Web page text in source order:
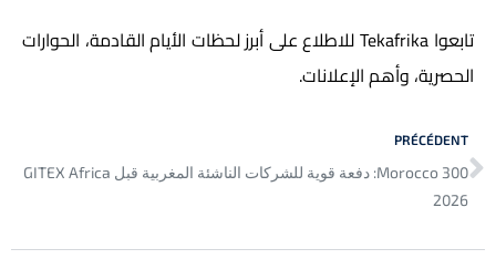
تابعوا Tekafrika للاطلاع على أبرز لحظات الأيام القادمة، الحوارات
الحصرية، وأهم الإعلانات.
PRÉCÉDENT
Morocco 300: دفعة قوية للشركات الناشئة المغربية قبل GITEX Africa
2026